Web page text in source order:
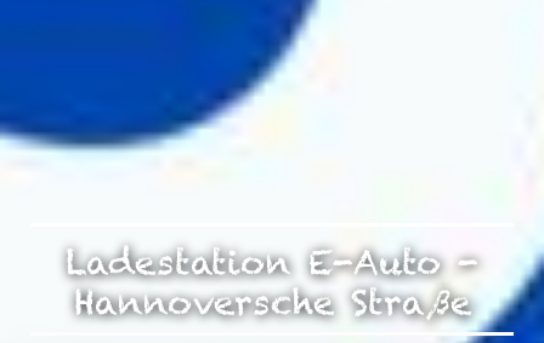
Ladestation E-Auto -
Hannoversche Straße